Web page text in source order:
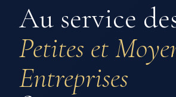
Au service
Petites et
Entreprises